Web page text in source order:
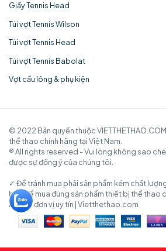
Giầy Tennis Head
Túi vợt Tennis Wilson
Túi vợt Tennis Head
Túi vợt Tennis Babolat
Vợt cầu lông & phụ kiện
© 2022 Bản quyền thuộc
thể thao chính hãng tại Việt Nam.
® All rights reserved - Vui lòng không sao
được sự đồng ý của chúng tôi.
✓ Để tránh mua phải sản phẩm kém chất
bảo để mua đúng sản phẩm thiết bị thể thao
mua từ đơn vị uy tín | Vietthethao.com